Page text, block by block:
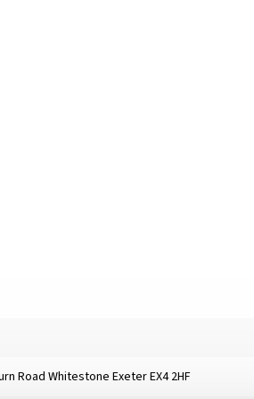
Road Whitestone Exeter EX4 2HF